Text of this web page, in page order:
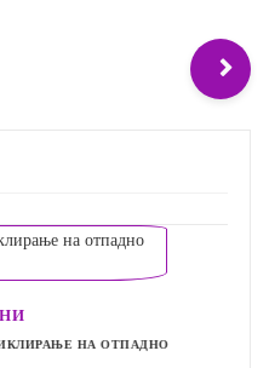
НА ОТПАДНО